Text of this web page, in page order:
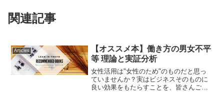
関連記事
Articles
【オススメ本】働き方の男女不平
等 理論と実証分析
女性活用は"女性のため"のものだと思っ
ていませんか？実はビジネスそのものに
良い効果をもたらすことを、皆さんご存